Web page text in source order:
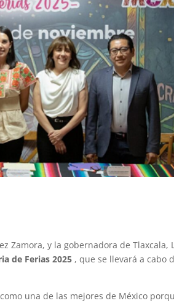
Zamora, y la gobernadora de Tlaxcala,
de Ferias 2025 , que se llevará a cabo
una de las mejores de México